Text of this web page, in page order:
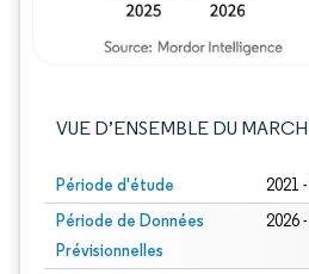
VUE D’ENSEMBLE DU
Période d'étude 2021
Période de Données
Prévisionnelles
2026